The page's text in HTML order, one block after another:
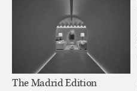
The Madrid Edition